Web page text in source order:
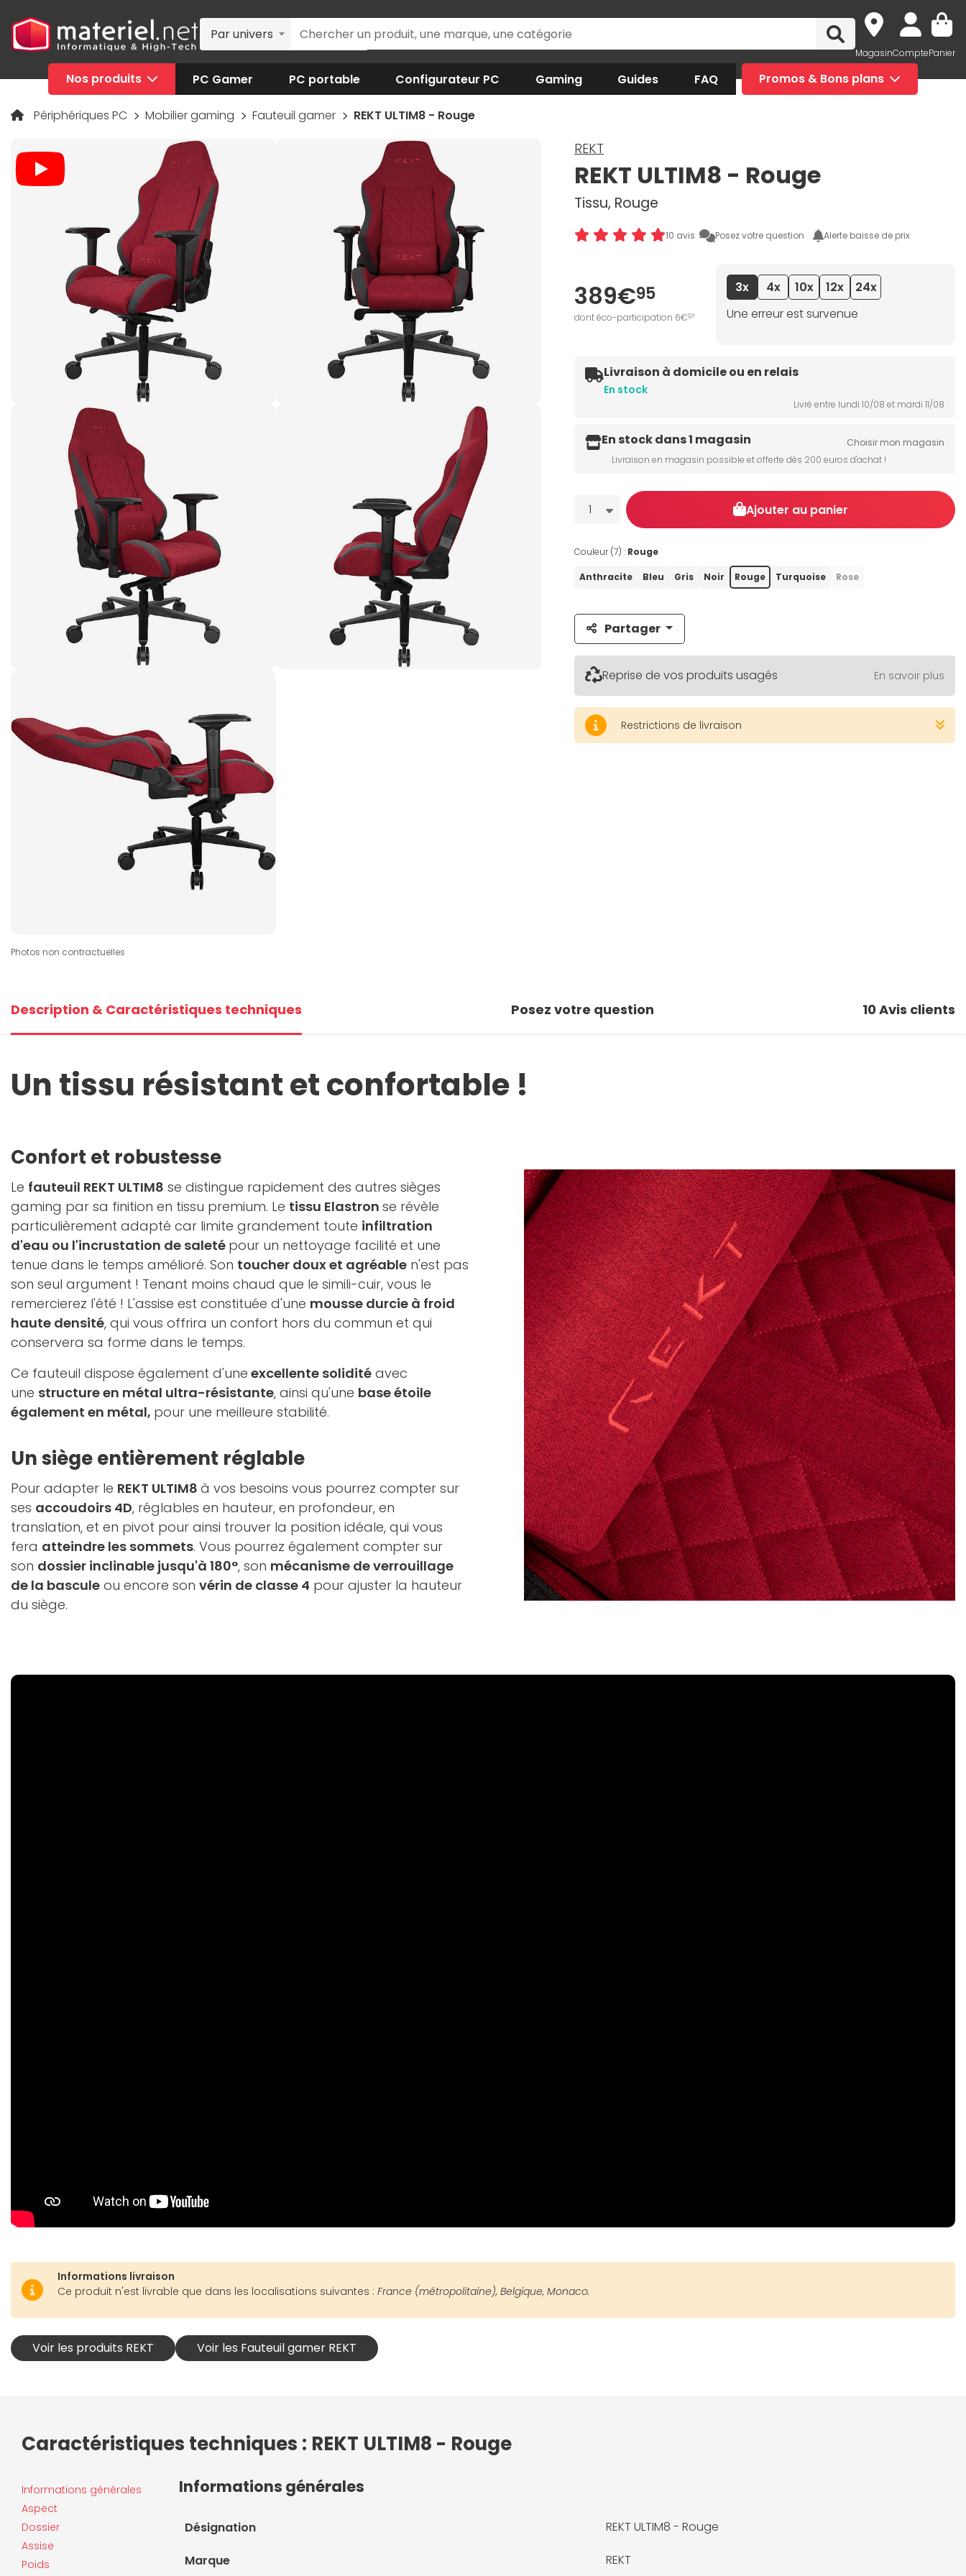
Par univers
MagasinComptePanier
Nos produits PC Gamer PC portable Configurateur PC Gaming Guides FAQ Promos & Bons plans
Périphériques PC Mobilier gaming Fauteuil gamer REKT ULTIM8 - Rouge
Photos non contractuelles
REKT
REKT ULTIM8 - Rouge
Tissu, Rouge
10 avis Posez votre question Alerte baisse de prix
389€95
dont éco-participation 6€97
3x 4x 10x 12x
24x
Une erreur est survenue
Livraison à domicile ou en relais
En stock
Livré entre lundi 10/08 et mardi 11/08
En stock dans 1 magasin
Choisir mon magasin
Livraison en magasin possible et offerte dès 200 euros d'achat !
Quantité
1 Ajouter au panier
Couleur (7) : Rouge
Anthracite Bleu Gris Noir Rouge Turquoise Rose
Partager
Reprise de vos produits usagés En savoir plus
Restrictions de livraison
Description & Caractéristiques techniques Posez votre question 10 Avis clients
Un tissu résistant et confortable !
Confort et robustesse
Le fauteuil REKT ULTIM8 se distingue rapidement des autres sièges
gaming par sa finition en tissu premium. Le tissu Elastron se révèle
particulièrement adapté car limite grandement toute infiltration
d'eau ou l'incrustation de saleté pour un nettoyage facilité et une
tenue dans le temps amélioré. Son toucher doux et agréable n'est pas
son seul argument ! Tenant moins chaud que le simili-cuir, vous le
remercierez l'été ! L'assise est constituée d'une mousse durcie à froid
haute densité, qui vous offrira un confort hors du commun et qui
conservera sa forme dans le temps.
Ce fauteuil dispose également d'une excellente solidité avec
une structure en métal ultra-résistante, ainsi qu'une base étoile
également en métal, pour une meilleure stabilité.
Un siège entièrement réglable
Pour adapter le REKT ULTIM8 à vos besoins vous pourrez compter sur
ses accoudoirs 4D, réglables en hauteur, en profondeur, en
translation, et en pivot pour ainsi trouver la position idéale, qui vous
fera atteindre les sommets. Vous pourrez également compter sur
son dossier inclinable jusqu'à 180°, son mécanisme de verrouillage
de la bascule ou encore son vérin de classe 4 pour ajuster la hauteur
du siège.
Informations livraison
Ce produit n'est livrable que dans les localisations suivantes : France (métropolitaine), Belgique, Monaco.
Voir les produits REKT Voir les Fauteuil gamer REKT
Caractéristiques techniques : REKT ULTIM8 - Rouge
Informations générales
Aspect
Dossier
Assise
Poids
Informations générales
Désignation REKT ULTIM8 - Rouge
Marque REKT